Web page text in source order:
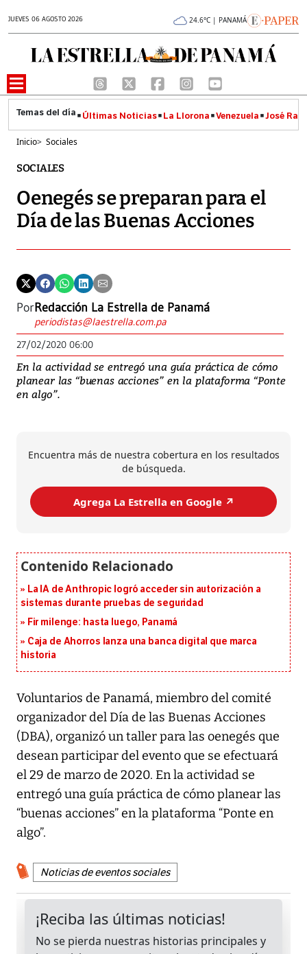
JUEVES 06 AGOSTO 2026 24.6°C | PANAMÁ
Últimas Noticias La Llorona Venezuela José
Inicio> Sociales
SOCIALES
Oenegés se preparan para el
Día de las Buenas Acciones
PorRedacción La Estrella de Panamá
periodistas@laestrella.com.pa
27/02/2020 06:00
En la actividad se entregó una guía práctica de cómo
planear las “buenas acciones” en la plataforma “Ponte
en algo”.
Encuentra más de nuestra cobertura en los resultados
de búsqueda.
Agrega La Estrella en Google ↗️
La IA de Anthropic logró acceder sin autorización a
sistemas durante pruebas de seguridad
Fir milenge: hasta luego, Panamá
Caja de Ahorros lanza una banca digital que marca
historia
Voluntarios de Panamá, miembro del comité
organizador del Día de las Buenas Acciones
(DBA), organizó un taller para las oenegés que
desean participar del evento que se efectuará
el 29 de marzo de 2020. En la actividad se
entregó una guía práctica de cómo planear las
“buenas acciones” en la plataforma “Ponte en
algo”.
Noticias de eventos sociales